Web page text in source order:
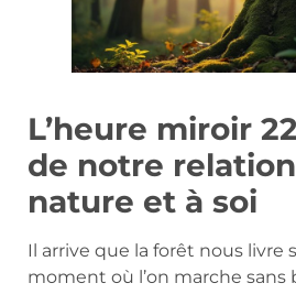
L’heure miroir
de notre
nature et à soi
Il arrive que la forêt nous livre
moment où l’on marche sans